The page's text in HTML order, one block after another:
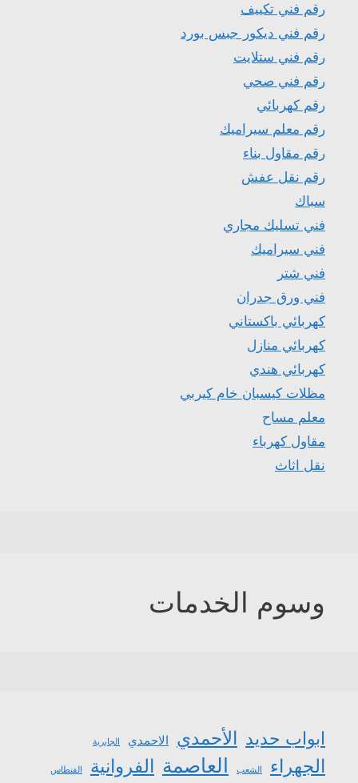
رقم فني تكييف
رقم فني ديكور جبس بورد
رقم فني ستلايت
رقم فني صحي
رقم كهربائي
رقم معلم سيراميك
رقم مقاول بناء
رقم نقل عفش
سباك
فني تسليك مجاري
فني سيراميك
فني شتر
فني ورق جدران
كهربائي باكستاني
كهربائي منازل
كهربائي هندي
مظلات كيسبان خام كيربي
معلم مساح
مقاول كهرباء
نقل اثاث
وسوم الخدمات
ابواب حديد الأحمدي الاحمدي الجابرية
الجهراء الشعب العاصمة الفروانية الفنطاس